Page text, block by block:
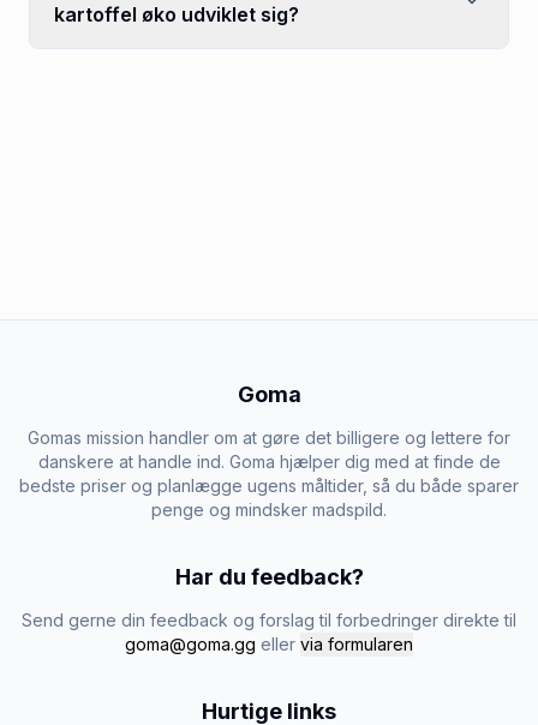
kartoffel øko udviklet sig?
Goma
Gomas mission handler om at gøre det billigere og lettere for
danskere at handle ind. Goma hjælper dig med at finde de
bedste priser og planlægge ugens måltider, så du både sparer
penge og mindsker madspild.
Har du feedback?
Send gerne din feedback og forslag til forbedringer direkte til
goma@goma.gg eller via formularen
Hurtige links